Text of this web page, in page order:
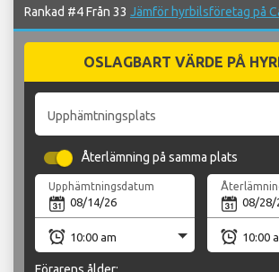
Rankad #4 Från 33 Jämför hyrbilsföretag på
OSLAGBART VÄRDE PÅ
Upphämtningsplats
Återlämning på samma plats
Upphämtningsdatum